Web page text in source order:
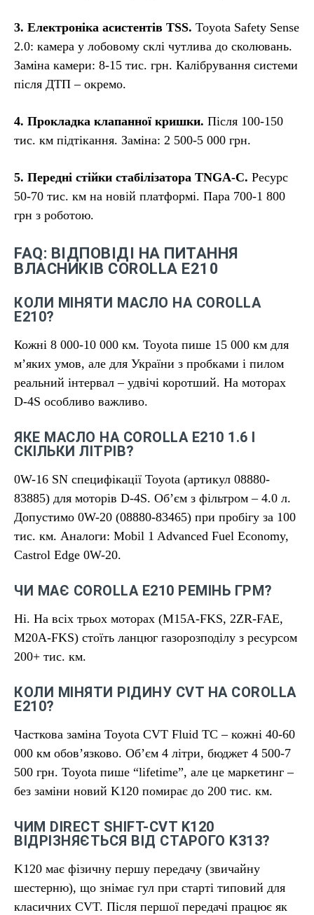
3. Електроніка асистентів TSS. Toyota Safety Sense
2.0: камера у лобовому склі чутлива до сколювань.
Заміна камери: 8-15 тис. грн. Калібрування системи
після ДТП – окремо.
4. Прокладка клапанної кришки. Після 100-150
тис. км підтікання. Заміна: 2 500-5 000 грн.
5. Передні стійки стабілізатора TNGA-C. Ресурс
50-70 тис. км на новій платформі. Пара 700-1 800
грн з роботою.
FAQ: ВІДПОВІДІ НА ПИТАННЯ
ВЛАСНИКІВ COROLLA E210
КОЛИ МІНЯТИ МАСЛО НА COROLLA
E210?
Кожні 8 000-10 000 км. Toyota пише 15 000 км для
м’яких умов, але для України з пробками і пилом
реальний інтервал – удвічі коротший. На моторах
D-4S особливо важливо.
ЯКЕ МАСЛО НА COROLLA E210 1.6 І
СКІЛЬКИ ЛІТРІВ?
0W-16 SN специфікації Toyota (артикул 08880-
83885) для моторів D-4S. Об’єм з фільтром – 4.0 л.
Допустимо 0W-20 (08880-83465) при пробігу за 100
тис. км. Аналоги: Mobil 1 Advanced Fuel Economy,
Castrol Edge 0W-20.
ЧИ МАЄ COROLLA E210 РЕМІНЬ ГРМ?
Ні. На всіх трьох моторах (M15A-FKS, 2ZR-FAE,
M20A-FKS) стоїть ланцюг газорозподілу з ресурсом
200+ тис. км.
КОЛИ МІНЯТИ РІДИНУ CVT НА COROLLA
E210?
Часткова заміна Toyota CVT Fluid TC – кожні 40-60
000 км обов’язково. Об’єм 4 літри, бюджет 4 500-7
500 грн. Toyota пише “lifetime”, але це маркетинг –
без заміни новий K120 помирає до 200 тис. км.
ЧИМ DIRECT SHIFT-CVT K120
ВІДРІЗНЯЄТЬСЯ ВІД СТАРОГО K313?
K120 має фізичну першу передачу (звичайну
шестерню), що знімає гул при старті типовий для
класичних CVT. Після першої передачі працює як